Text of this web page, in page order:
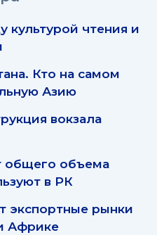
культурой чтения и
Кто на самом
Азию
вокзала
общего объема
в РК
экспортные рынки
Африке